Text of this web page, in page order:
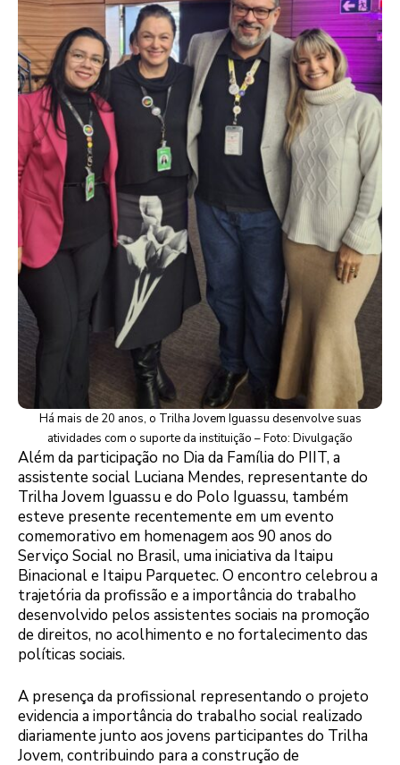
Há mais de 20 anos, o Trilha Jovem Iguassu desenvolve suas
atividades com o suporte da instituição – Foto: Divulgação
Além da participação no Dia da Família do PIIT, a
assistente social Luciana Mendes, representante do
Trilha Jovem Iguassu e do Polo Iguassu, também
esteve presente recentemente em um evento
comemorativo em homenagem aos 90 anos do
Serviço Social no Brasil, uma iniciativa da Itaipu
Binacional e Itaipu Parquetec. O encontro celebrou a
trajetória da profissão e a importância do trabalho
desenvolvido pelos assistentes sociais na promoção
de direitos, no acolhimento e no fortalecimento das
políticas sociais.
A presença da profissional representando o projeto
evidencia a importância do trabalho social realizado
diariamente junto aos jovens participantes do Trilha
Jovem, contribuindo para a construção de